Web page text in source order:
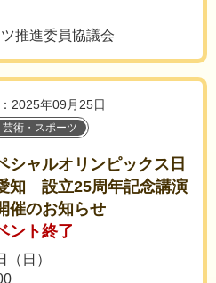
推進委員協議会
2025年09月25日
芸術・スポーツ
シャルオリンピックス日
知 設立25周年記念講演
催のお知らせ
ント終了
日）